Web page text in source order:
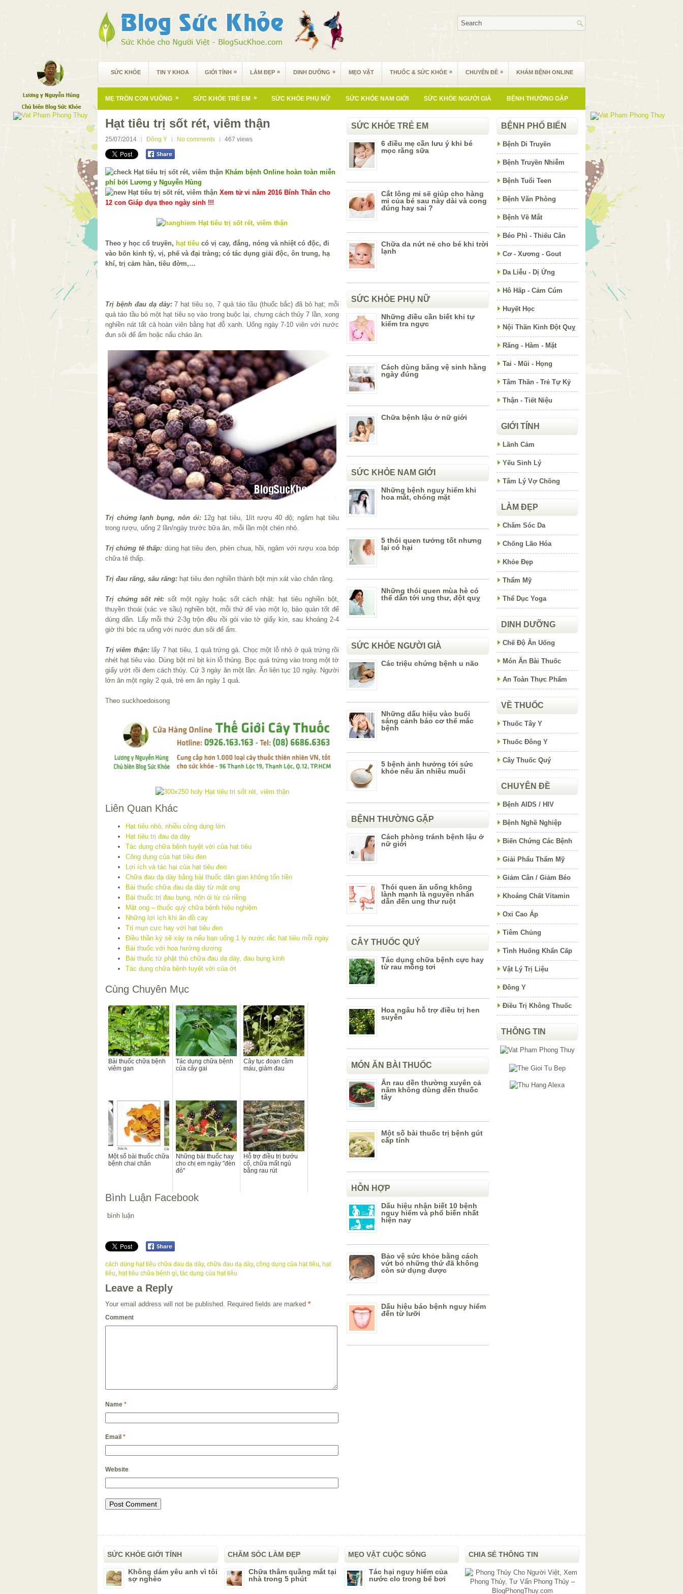
SỨC KHỎE TIN Y KHOA GIỚI TÍNH » LÀM ĐẸP » DINH DƯỠNG » MẸO VẶT THUỐC & SỨC KHỎE » CHUYÊN ĐỀ » KHÁM BỆNH ONLINE
MẸ TRÒN CON VUÔNG » SỨC KHỎE TRẺ EM » SỨC KHỎE PHỤ NỮ SỨC KHỎE NAM GIỚI SỨC KHỎE NGƯỜI GIÀ BỆNH THƯỜNG GẶP
Hạt tiêu trị sốt rét, viêm thận
25/07/2014 Đông Y No comments 467 views
Khám bệnh Online hoàn toàn miễn
phí bởi Lương y Nguyễn Hùng
Xem tử vi năm 2016 Bính Thân cho
12 con Giáp dựa theo ngày sinh !!!
Theo y học cổ truyền, hạt tiêu có vị cay, đắng, nóng và nhiệt có độc, đi
vào bốn kinh tỳ, vị, phế và đại tràng; có tác dụng giải độc, ôn trung, hạ
khí, trị cảm hàn, tiêu đờm,…
Trị bệnh đau dạ dày:7 hạt tiêu sọ, 7 quả táo tầu (thuốc bắc) đã bỏ hạt; mỗi
quả táo tầu bỏ một hạt tiêu sọ vào trong buộc lại, chưng cách thủy 7 lần, xong
nghiền nát tất cả hoàn viên bằng hạt đỗ xanh. Uống ngày 7-10 viên với nước
đun sôi để ấm hoặc nấu cháo ăn.
Trị chứng lạnh bụng, nôn ói:12g hạt tiêu, 1lít rượu 40 độ; ngâm hạt tiêu
trong rượu, uống 2 lần/ngày trước bữa ăn, mỗi lần một chén nhỏ.
Trị chứng tê thấp: dùng hạt tiêu đen, phèn chua, hồi, ngâm với rượu xoa bóp
chữa tê thấp.
Trị đau răng, sâu răng: hạt tiêu đen nghiền thành bột mịn xát vào chân răng.
Trị chứng sốt rét: sốt một ngày hoặc sốt cách nhật: hạt tiêu nghiền bột,
thuyền thoái (xác ve sầu) nghiền bột, mỗi thứ để vào một lọ, bảo quản tốt để
dùng dần. Lấy mỗi thứ 2-3g trộn đều rồi gói vào tờ giấy kín, sau khoảng 2-4
giờ thì bóc ra uống với nước đun sôi để ấm.
Trị viêm thận:lấy 7 hạt tiêu, 1 quả trứng gà. Chọc một lỗ nhỏ ở quả trứng rồi
nhét hạt tiêu vào. Dùng bột mì bịt kín lỗ thủng. Bọc quả trứng vào trong một tờ
giấy ướt rồi đem cách thủy. Cứ 3 ngày ăn một lần. Ăn liên tục 10 ngày. Người
lớn ăn một ngày 2 quả, trẻ em ăn ngày 1 quả.
Theo suckhoedoisong
Liên Quan Khác
Hạt tiêu nhỏ, nhiều công dụng lớn
Hạt tiêu trị đau dạ dày
Tác dụng chữa bệnh tuyệt vời của hạt tiêu
Công dụng của hạt tiêu đen
Lợi ích và tác hại của hạt tiêu đen
Chữa đau dạ dày bằng bài thuốc dân gian không tốn tiền
Bài thuốc chữa đau dạ dày từ mật ong
Bài thuốc trị đau bụng, nôn ói từ củ riềng
Mật ong – thuốc quý chữa bệnh hiệu nghiệm
Những lợi ích khi ăn đồ cay
Trị mụn cực hay với hạt tiêu đen
Điều thần kỳ sẽ xảy ra nếu bạn uống 1 ly nước rắc hạt tiêu mỗi ngày
Bài thuốc với hoa hướng dương
Bài thuốc từ phật thủ chữa đau dạ dày, đau bụng kinh
Tác dụng chữa bệnh tuyệt vời của ớt
Cùng Chuyên Mục
Bài thuốc chữa bệnh
viêm gan
Tác dụng chữa bệnh
của cây gai
Cây tục đoạn cầm
máu, giảm đau
Một số bài thuốc chữa
bệnh chai chân
Những bài thuốc hay
cho chị em ngày "đèn
đỏ"
Hỗ trợ điều trị bướu
cổ, chữa mất ngủ
bằng rau rút
Bình Luận Facebook
bình luận
cách dùng hạt tiêu chữa đau dạ dày, chữa đau dạ dày, công dụng của hạt tiêu hạt
tiêu hạt tiêu chữa bệnh gì tác dụng của hạt tiêu
Leave a Reply
Your email address will not be published. Required fields are marked *
Comment
Name *
Email *
Website
SỨC KHỎE TRẺ EM
6 điều mẹ cần lưu ý khi bé
mọc răng sữa
Cắt lông mi sẽ giúp cho hàng
mi của bé sau này dài và cong
đúng hay sai ?
Chữa da nứt nẻ cho bé khi trời
lạnh
SỨC KHỎE PHỤ NỮ
Những điều cần biết khi tự
kiểm tra ngực
Cách dùng băng vệ sinh hằng
ngày đúng
Chữa bệnh lậu ở nữ giới
SỨC KHỎE NAM GIỚI
Những bệnh nguy hiểm khi
hoa mắt, chóng mặt
5 thói quen tưởng tốt nhưng
lại có hại
Những thói quen mùa hè có
thể dẫn tới ung thư, đột quỵ
SỨC KHỎE NGƯỜI GIÀ
Các triệu chứng bệnh u não
Những dấu hiệu vào buổi
sáng cảnh báo cơ thể mắc
bệnh
5 bệnh ảnh hưởng tới sức
khỏe nếu ăn nhiều muối
BỆNH THƯỜNG GẶP
Cách phòng tránh bệnh lậu ở
nữ giới
Thói quen ăn uống không
lành mạnh là nguyên nhân
dẫn đến ung thư ruột
CÂY THUỐC QUÝ
Tác dụng chữa bệnh cực hay
từ rau mồng tơi
Hoa ngâu hỗ trợ điều trị hen
suyễn
MÓN ĂN BÀI THUỐC
Ăn rau dền thường xuyên cả
năm không dùng đến thuốc
tây
Một số bài thuốc trị bệnh gút
cấp tính
HỖN HỢP
Dấu hiệu nhận biết 10 bệnh
nguy hiểm và phổ biến nhất
hiện nay
Bảo vệ sức khỏe bằng cách
vứt bỏ những thứ đã không
còn sử dụng được
Dấu hiệu báo bệnh nguy hiểm
đến từ lưỡi
BỆNH PHỔ BIẾN
Bệnh Di Truyền
Bệnh Truyền Nhiễm
Bệnh Tuổi Teen
Bệnh Văn Phòng
Bệnh Về Mắt
Béo Phì - Thiếu Cân
Cơ - Xương - Gout
Da Liễu - Dị Ứng
Hô Hấp - Cảm Cúm
Huyết Học
Nội Thần Kinh Đột Quỵ
Răng - Hàm - Mặt
Tai - Mũi - Họng
Tâm Thần - Trẻ Tự Kỷ
Thận - Tiết Niệu
GIỚI TÍNH
Lãnh Cảm
Yếu Sinh Lý
Tâm Lý Vợ Chồng
LÀM ĐẸP
Chăm Sóc Da
Chống Lão Hóa
Khỏe Đẹp
Thẩm Mỹ
Thể Dục Yoga
DINH DƯỠNG
Chế Độ Ăn Uống
Món Ăn Bài Thuốc
An Toàn Thực Phẩm
VỀ THUỐC
Thuốc Tây Y
Thuốc Đông Y
Cây Thuốc Quý
CHUYÊN ĐỀ
Bệnh AIDS / HIV
Bệnh Nghề Nghiệp
Biến Chứng Các Bệnh
Giải Phẩu Thẩm Mỹ
Giảm Cân / Giảm Béo
Khoáng Chất Vitamin
Oxi Cao Áp
Tiêm Chủng
Tình Huống Khẩn Cấp
Vật Lý Trị Liệu
Đông Y
Điều Trị Không Thuốc
THÔNG TIN
SỨC KHỎE GIỚI TÍNH
Không dám yêu anh vì tôi
sợ nghèo
CHĂM SÓC LÀM ĐẸP
Chữa thâm quầng mắt tại
nhà trong 5 phút
MẸO VẶT CUỘC SỐNG
Tác hại nguy hiểm của
nước clo trong bể bơi
CHIA SẺ THÔNG TIN